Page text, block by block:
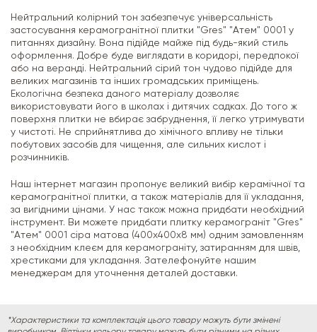
Нейтральний колірний тон забезпечує універсальність
застосування керамогранітної плитки "Gres" "Атем" 0001 у
питаннях дизайну. Вона підійде майже під будь-який стиль
оформлення. Добре буде виглядати в коридорі, передпокої
або на веранді. Нейтральний сірий тон чудово підійде для
великих магазинів та інших громадських приміщень.
Екологічна безпека даного матеріалу дозволяє
використовувати його в школах і дитячих садках. До того ж
поверхня плитки не вбирає забруднення, її легко утримувати
у чистоті. Не сприйнятлива до хімічного впливу не тільки
побутових засобів для чищення, але сильних кислот і
розчинників.
Наш інтернет магазин пропонує великий вибір керамічної та
керамогранітної плитки, а також матеріалів для її укладання,
за вигідними цінами. У нас також можна придбати необхідний
інструмент. Ви можете придбати плитку керамограніт "Gres"
"Атем" 0001 сіра матова (400х400х8 мм) одним замовленням
з необхідним клеєм для керамограніту, затиранням для швів,
хрестиками для укладання. Зателефонуйте нашим
менеджерам для уточнення деталей доставки.
*Характеристики та комплектація цього товару можуть бути змінені